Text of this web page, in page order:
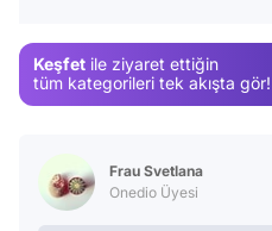
Keşfet ile ziyaret ettiğin
tüm kategorileri tek akışta gör!
Frau Svetlana
Onedio Üyesi